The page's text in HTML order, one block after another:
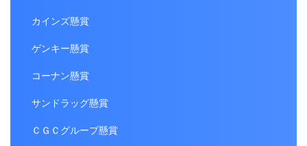
カインズ懸賞
ゲンキー懸賞
コーナン懸賞
サンドラッグ懸賞
ＣＧＣグループ懸賞